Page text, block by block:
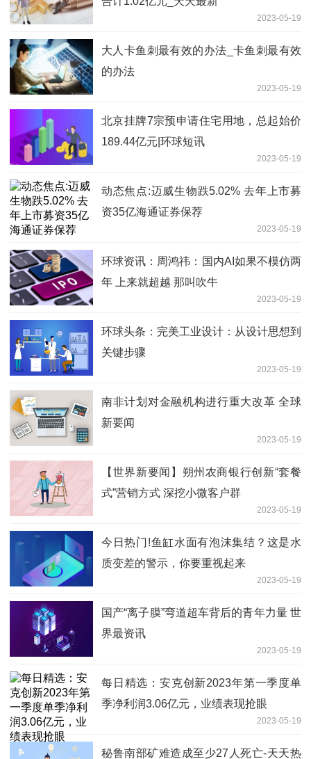
2023-05-19
大人卡鱼刺最有效的办法_卡鱼刺最有效
的办法
2023-05-19
北京挂牌7宗预申请住宅用地，总起始价
189.44亿元|环球短讯
2023-05-19
动态焦点:迈威生物跌5.02% 去年上市募
资35亿海通证券保荐
2023-05-19
环球资讯：周鸿祎：国内AI如果不模仿两
年 上来就超越 那叫吹牛
2023-05-19
环球头条：完美工业设计：从设计思想到
关键步骤
2023-05-19
南非计划对金融机构进行重大改革 全球
新要闻
2023-05-19
【世界新要闻】朔州农商银行创新“套餐
式”营销方式 深挖小微客户群
2023-05-19
今日热门!鱼缸水面有泡沫集结？这是水
质变差的警示，你要重视起来
2023-05-19
国产“离子膜”弯道超车背后的青年力量 世
界最资讯
2023-05-19
每日精选：安克创新2023年第一季度单
季净利润3.06亿元，业绩表现抢眼
2023-05-19
秘鲁南部矿难造成至少27人死亡-天天热